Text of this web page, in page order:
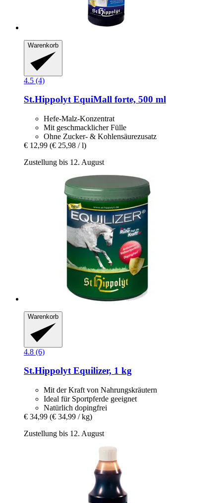
Warenkorb
4.5 (4)
St.HippolytEquiMall forte, 500 ml
Hefe-Malz-Konzentrat
Mit geschmacklicher Fülle
Ohne Zucker- & Kohlensäurezusatz
€ 12,99 (€ 25,98 / l)
Zustellung bis 12. August
Warenkorb
4.8 (6)
St.HippolytEquilizer, 1 kg
Mit der Kraft von Nahrungskräutern
Ideal für Sportpferde geeignet
Natürlich dopingfrei
€ 34,99 (€ 34,99 / kg)
Zustellung bis 12. August